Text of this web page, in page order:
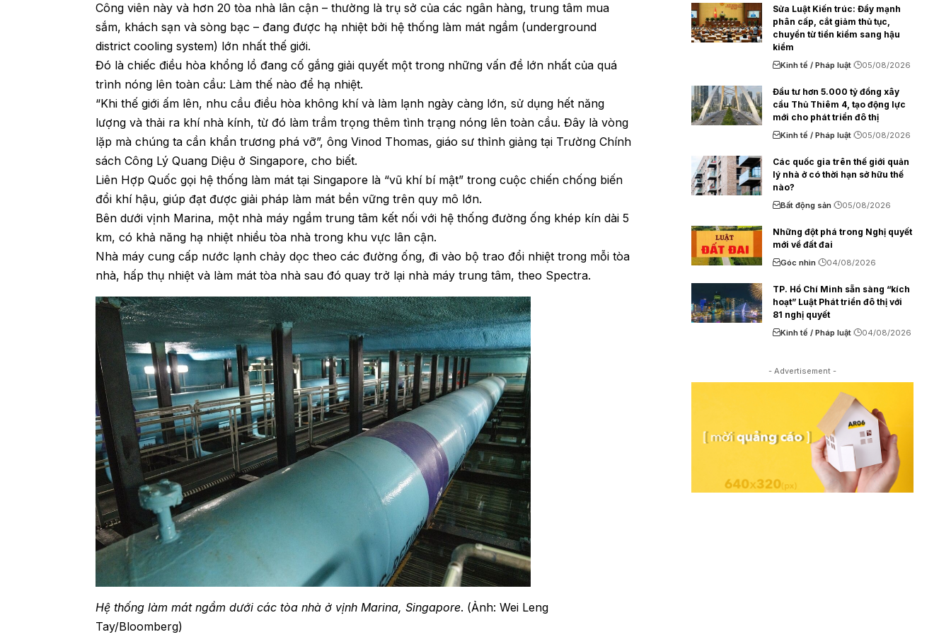
Công viên này và hơn 20 tòa nhà lân cận – thường là trụ sở của các ngân hàng, trung tâm mua
sắm, khách sạn và sòng bạc – đang được hạ nhiệt bởi hệ thống làm mát ngầm (underground
district cooling system) lớn nhất thế giới.
Đó là chiếc điều hòa khổng lồ đang cố gắng giải quyết một trong những vấn đề lớn nhất của quá
trình nóng lên toàn cầu: Làm thế nào để hạ nhiệt.
“Khi thế giới ấm lên, nhu cầu điều hòa không khí và làm lạnh ngày càng lớn, sử dụng hết năng
lượng và thải ra khí nhà kính, từ đó làm trầm trọng thêm tình trạng nóng lên toàn cầu. Đây là vòng
lặp mà chúng ta cần khẩn trương phá vỡ”, ông Vinod Thomas, giáo sư thỉnh giảng tại Trường Chính
sách Công Lý Quang Diệu ở Singapore, cho biết.
Liên Hợp Quốc gọi hệ thống làm mát tại Singapore là “vũ khí bí mật” trong cuộc chiến chống biến
đổi khí hậu, giúp đạt được giải pháp làm mát bền vững trên quy mô lớn.
Bên dưới vịnh Marina, một nhà máy ngầm trung tâm kết nối với hệ thống đường ống khép kín dài 5
km, có khả năng hạ nhiệt nhiều tòa nhà trong khu vực lân cận.
Nhà máy cung cấp nước lạnh chảy dọc theo các đường ống, đi vào bộ trao đổi nhiệt trong mỗi tòa
nhà, hấp thụ nhiệt và làm mát tòa nhà sau đó quay trở lại nhà máy trung tâm, theo Spectra.
Hệ thống làm mát ngầm dưới các tòa nhà ở vịnh Marina, Singapore. (Ảnh: Wei Leng
Tay/Bloomberg)
Sửa Luật Kiến trúc: Đẩy mạnh
phân cấp, cắt giảm thủ tục,
chuyển từ tiền kiểm sang hậu
kiểm
Kinh tế / Pháp luật 05/08/2026
Đầu tư hơn 5.000 tỷ đồng xây
cầu Thủ Thiêm 4, tạo động lực
mới cho phát triển đô thị
Kinh tế / Pháp luật 05/08/2026
Các quốc gia trên thế giới quản
lý nhà ở có thời hạn sở hữu thế
nào?
Bất động sản 05/08/2026
Những đột phá trong Nghị quyết
mới về đất đai
Góc nhìn 04/08/2026
TP. Hồ Chí Minh sẵn sàng “kích
hoạt” Luật Phát triển đô thị với
81 nghị quyết
Kinh tế / Pháp luật 04/08/2026
- Advertisement -